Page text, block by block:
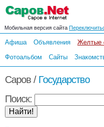
Мобильная версия сайта
Афиша Объявления Желтые
Фотоальбом
Сайты
Саров / Государство
Поиск: